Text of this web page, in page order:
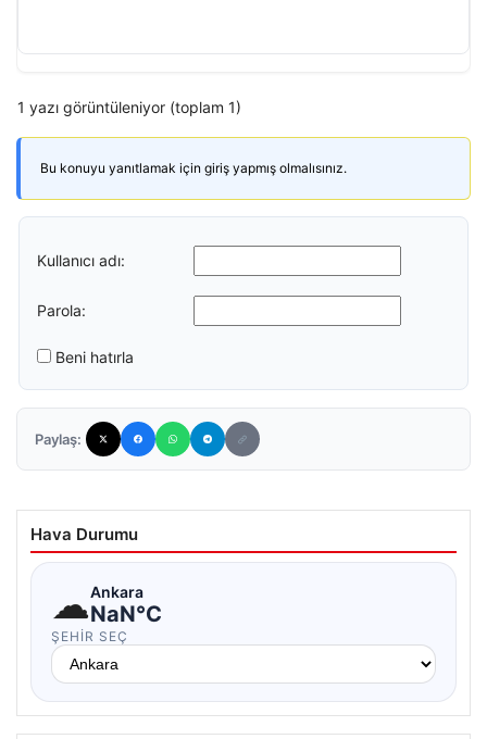
1 yazı görüntüleniyor (toplam 1)
Bu konuyu yanıtlamak için giriş yapmış olmalısınız.
Kullanıcı adı:
Parola:
Beni hatırla
Paylaş:
Hava Durumu
☁Ankara
NaN°C
ŞEHIR SEÇ